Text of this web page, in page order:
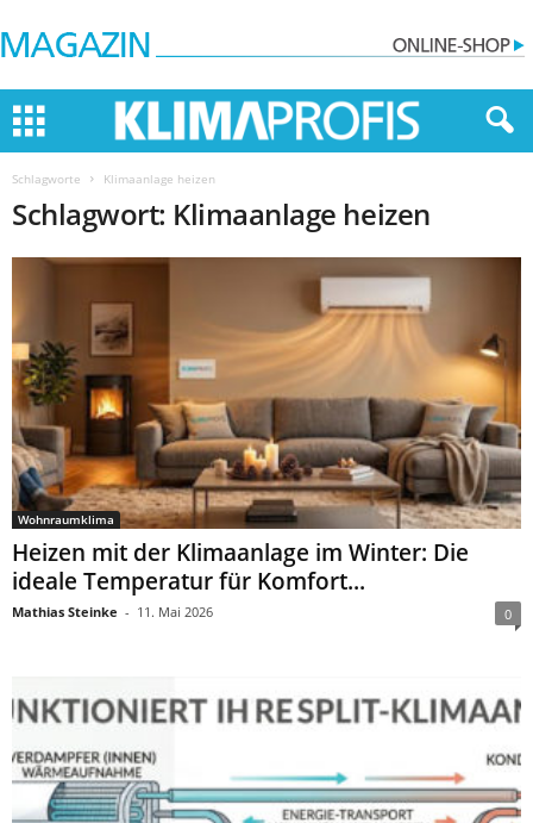
Schlagworte Klimaanlage heizen
Schlagwort: Klimaanlage heizen
Wohnraumklima
Heizen mit der Klimaanlage im Winter: Die
ideale Temperatur für Komfort...
Mathias Steinke - 11. Mai 2026 0